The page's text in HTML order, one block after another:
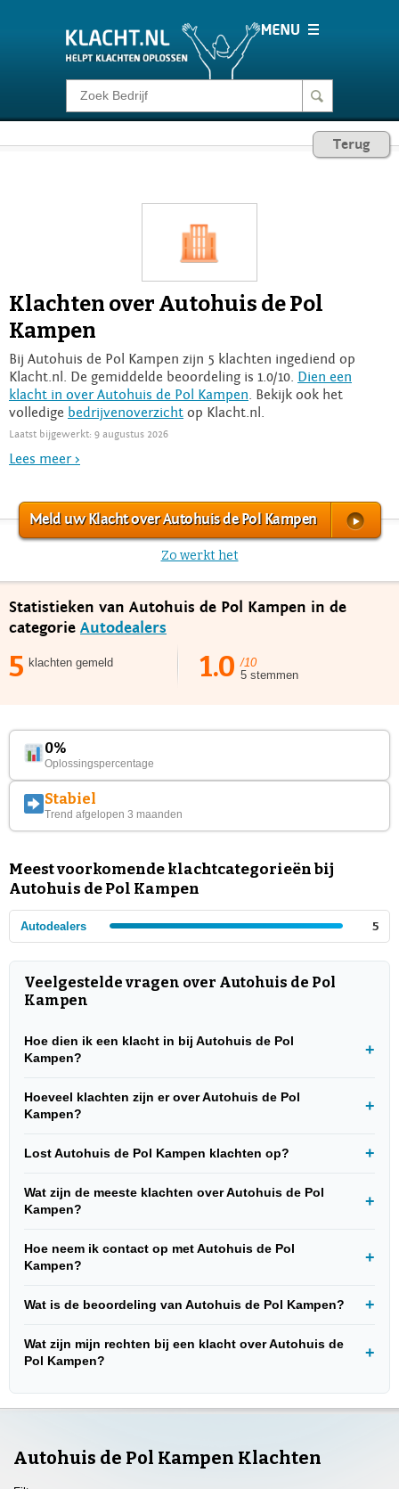
Klacht melden
Login
Terug
Klachten over Autohuis de Pol
Kampen
Bij Autohuis de Pol Kampen zijn 5 klachten ingediend op
Klacht.nl. De gemiddelde beoordeling is 1.0/10. Dien een
klacht in over Autohuis de Pol Kampen . Bekijk ook het
volledige bedrijvenoverzicht op Klacht.nl.
Laatst bijgewerkt: 9 augustus 2026
Lees meer >
Meld uw Klacht over Autohuis de Pol Kampen
Zo werkt het
Statistieken van Autohuis de Pol Kampen in de
categorie Autodealers
5 klachten gemeld 1.0 /10
5 stemmen
0%
Oplossingspercentage
Stabiel
Trend afgelopen 3 maanden
Meest voorkomende klachtcategorieën bij
Autohuis de Pol Kampen
Autodealers 5
Veelgestelde vragen over Autohuis de Pol
Kampen
Hoe dien ik een klacht in bij Autohuis de Pol
Kampen?
Hoeveel klachten zijn er over Autohuis de Pol
Kampen?
Lost Autohuis de Pol Kampen klachten op?
Wat zijn de meeste klachten over Autohuis de Pol
Kampen?
Hoe neem ik contact op met Autohuis de Pol
Kampen?
Wat is de beoordeling van Autohuis de Pol Kampen?
Wat zijn mijn rechten bij een klacht over Autohuis de
Pol Kampen?
Autohuis de Pol Kampen Klachten